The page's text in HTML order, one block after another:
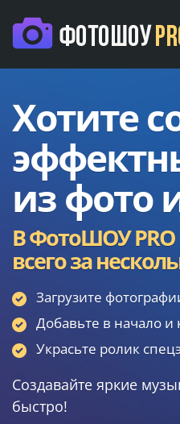
Хотите
из фото
В ФотоШОУ PRO
всего за
Загрузите
Добавьте в начало и
Украсьте ролик
Создавайте яркие
быстро!